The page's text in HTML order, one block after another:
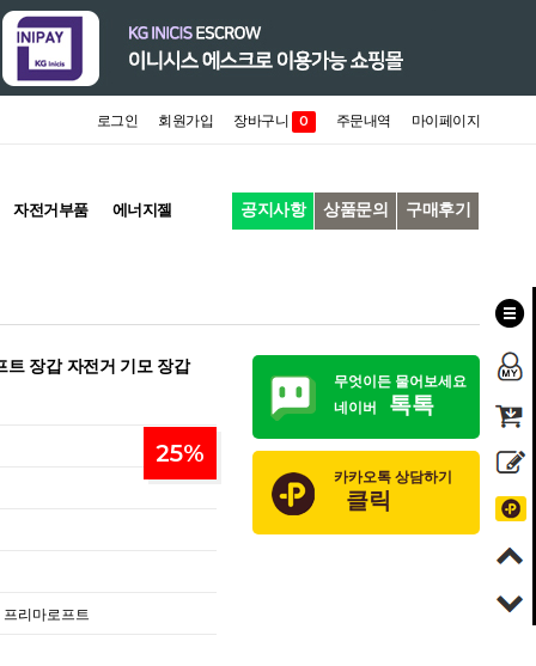
로그인 회원가입 장바구니 0 주문내역 마이페이지
자전거부품 에너지젤 공지사항 상품문의 구매후기
장갑 자전거 기모 장갑
25%
리마로프트
무엇이든 물어보세요
네이버
톡톡
카카오톡 상담하기
클릭